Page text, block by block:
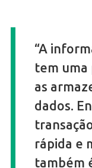
“A
tem uma
as
dados.
rápida e
também